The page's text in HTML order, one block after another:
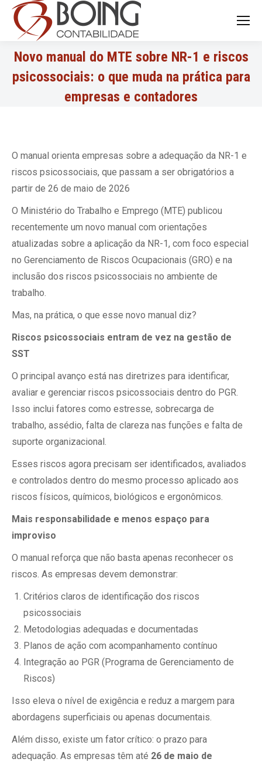
Search:
Novo manual do MTE sobre NR-1 e riscos
psicossociais: o que muda na prática para
empresas e contadores
O manual orienta empresas sobre a adequação da NR-1 e
riscos psicossociais, que passam a ser obrigatórios a
partir de 26 de maio de 2026
O Ministério do Trabalho e Emprego (MTE) publicou
recentemente um novo manual com orientações
atualizadas sobre a aplicação da NR-1, com foco especial
no Gerenciamento de Riscos Ocupacionais (GRO) e na
inclusão dos riscos psicossociais no ambiente de
trabalho.
Mas, na prática, o que esse novo manual diz?
Riscos psicossociais entram de vez na gestão de
SST
O principal avanço está nas diretrizes para identificar,
avaliar e gerenciar riscos psicossociais dentro do PGR.
Isso inclui fatores como estresse, sobrecarga de
trabalho, assédio, falta de clareza nas funções e falta de
suporte organizacional.
Esses riscos agora precisam ser identificados, avaliados
e controlados dentro do mesmo processo aplicado aos
riscos físicos, químicos, biológicos e ergonômicos.
Mais responsabilidade e menos espaço para
improviso
O manual reforça que não basta apenas reconhecer os
riscos. As empresas devem demonstrar:
Critérios claros de identificação dos riscos
psicossociais
Metodologias adequadas e documentadas
Planos de ação com acompanhamento contínuo
Integração ao PGR (Programa de Gerenciamento de
Riscos)
Isso eleva o nível de exigência e reduz a margem para
abordagens superficiais ou apenas documentais.
Além disso, existe um fator crítico: o prazo para
adequação. As empresas têm até 26 de maio de